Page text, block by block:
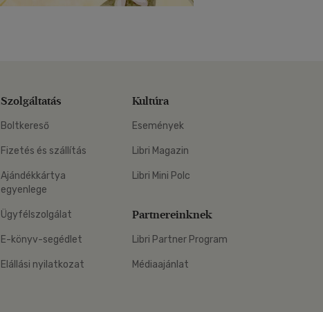
Szolgáltatás
Boltkereső
Fizetés és szállítás
Ajándékkártya
egyenlege
Ügyfélszolgálat
E-könyv-segédlet
Elállási nyilatkozat
Kultúra
Események
Libri Magazin
Libri Mini Polc
Partnereinknek
Libri Partner Program
Médiaajánlat